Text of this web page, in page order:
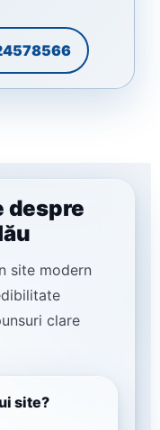
despre
site modern
clare
site?